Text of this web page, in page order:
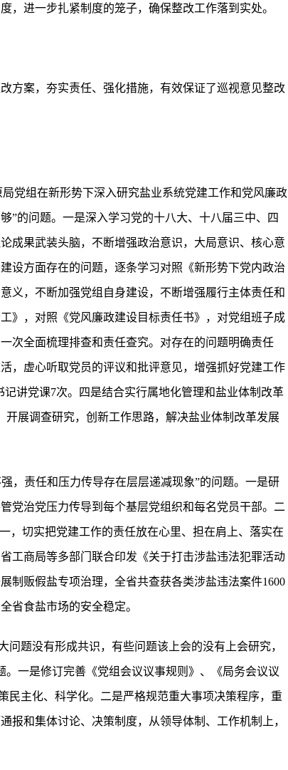
，进一步扎紧制度的笼子，确保整改工作落到实处。
方案，夯实责任、强化措施，有效保证了巡视意见整改
党组在新形势下深入研究盐业系统党建工作和党风廉政
”的问题。一是深入学习党的十八大、十八届三中、四
成果武装头脑，不断增强政治意识，大局意识、核心意
设方面存在的问题，逐条学习对照《新形势下党内政治
义，不断加强党组自身建设，不断增强履行主体责任和
》，对照《党风廉政建设目标责任书》，对党组班子成
次全面梳理排查和责任查究。对存在的问题明确责任
，虚心听取党员的评议和批评意见，增强抓好党建工作
讲党课7次。四是结合实行属地化管理和盐业体制改革
展调查研究，创新工作思路，解决盐业体制改革发展
，责任和压力传导存在层层递减现象”的问题。一是研
党治党压力传导到每个基层党组织和每名党员干部。二
，切实把党建工作的责任放在心里、担在肩上、落实在
工商局等多部门联合印发《关于打击涉盐违法犯罪活动
制贩假盐专项治理，全省共查获各类涉盐违法案件1600
省食盐市场的安全稳定。
题没有形成共识，有些问题该上会的没有上会研究，
。一是修订完善《党组会议议事规则》、《局务会议议
民主化、科学化。二是严格规范重大事项决策程序，重
报和集体讨论、决策制度，从领导体制、工作机制上，